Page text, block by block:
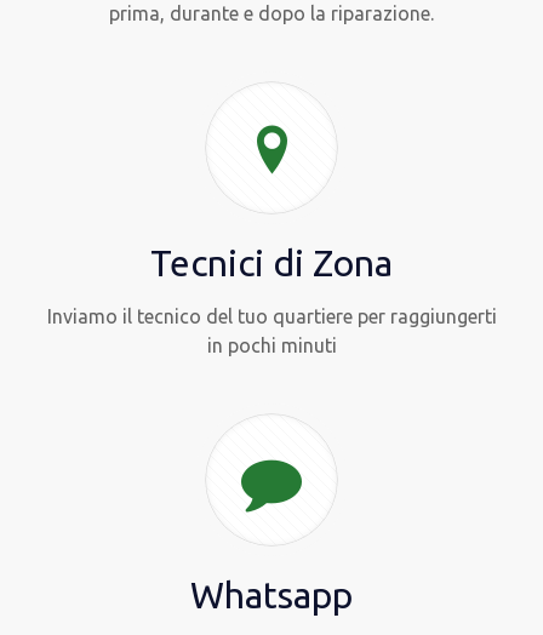
prima, durante e dopo la riparazione.
Tecnici di Zona
Inviamo il tecnico del tuo quartiere per raggiungerti
in pochi minuti
Whatsapp